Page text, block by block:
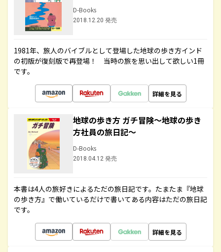
D-Books
2018.12.20 発売
1981年、旅人のバイブルとして登場した地球の歩き方インド
の初版が復刻版で再登場！ 当時の旅を思い出して欲しい1冊
です。
詳細を見る
地球の歩き方 ガチ冒険～地球の歩き
方社員の旅日記～
D-Books
2018.04.12 発売
本書は4人の旅好きによるただの旅日記です。たまたま『地球
の歩き方』で働いているだけで書いてある内容はただの旅日記
です。
詳細を見る